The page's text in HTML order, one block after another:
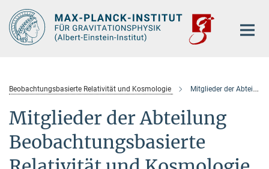
Hauptinhalt
Beobachtungsbasierte Relativität und Kosmologie Mitglieder der Abteilung
Mitglieder der Abteilung
Beobachtungsbasierte